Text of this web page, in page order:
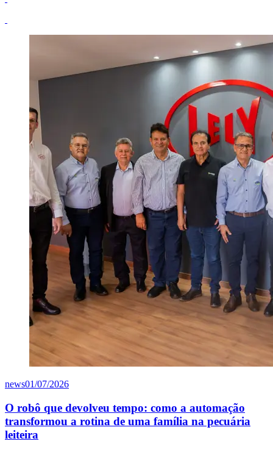
news01/07/2026
O robô que devolveu tempo: como a automação
transformou a rotina de uma família na pecuária
leiteira